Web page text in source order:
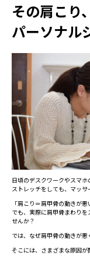
その肩こり
パーソナル
日頃のデスクワークやスマホ
ストレッチをしても、マッ
「肩こり＝肩甲骨の動きが
でも、実際に肩甲骨まわりを
せんか？
では、なぜ肩甲骨の動きが
そこには、さまざまな原因が